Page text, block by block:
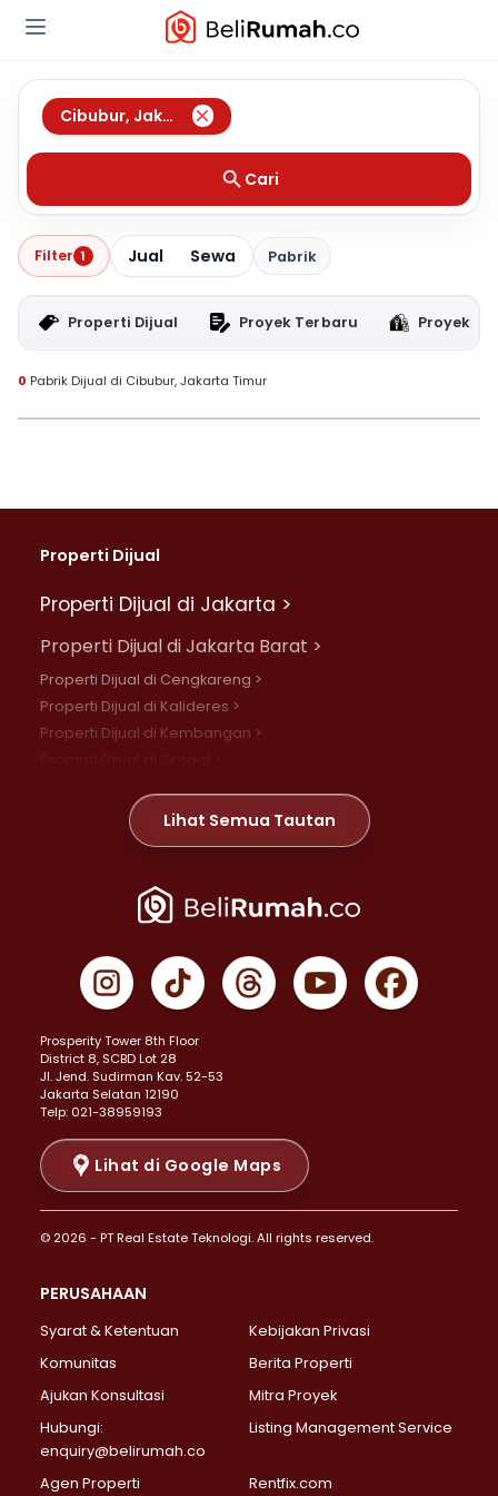
Cibubur, Jakarta Timur
Cari
Filter 1 Jual Sewa Pabrik
Properti Dijual Proyek Terbaru Proyek
0 Pabrik Dijual di Cibubur, Jakarta Timur
Properti Dijual
Properti Dijual di Jakarta >
Properti Dijual di Jakarta Barat >
Properti Dijual di Cengkareng >
Properti Dijual di Kalideres >
Properti Dijual di Kembangan >
Properti Dijual di Meruya >
Properti Dijual di Jelambar >
Properti Dijual di Jakarta Pusat >
Properti Dijual di Gambir >
Properti Dijual di Johar Baru >
Properti Dijual di Menteng >
Properti Dijual di Senen >
Properti Dijual di Tanah Abang >
Properti Dijual di Cikini >
Properti Dijual di Kramat >
Properti Dijual di Pasar Baru >
Properti Dijual di Bendungan Hilir >
Properti Dijual di Jakarta Selatan >
Properti Dijual di Lebak Bulus >
Properti Dijual di Gandaria Selatan >
Properti Dijual di Pondok Labu >
Properti Dijual di Lenteng Agung >
Properti Dijual di Senayan >
Properti Dijual di Pondok Pinang >
Lihat Semua Tautan
Prosperity Tower 8th Floor
District 8, SCBD Lot 28
JI. Jend. Sudirman Kav. 52-53
Jakarta Selatan 12190
Telp: 021-38959193
Lihat di Google Maps
© 2026 - PT Real Estate Teknologi. All rights reserved.
PERUSAHAAN
Syarat & Ketentuan
Kebijakan Privasi
Komunitas
Berita Properti
Ajukan Konsultasi
Mitra Proyek
Hubungi:
enquiry@belirumah.co
Listing Management Service
Agen Properti Rentfix.com